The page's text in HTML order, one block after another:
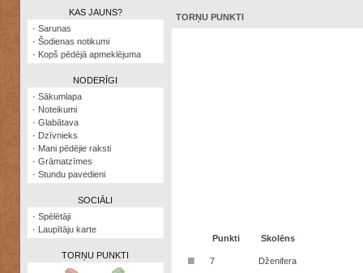
Šodienas
notikumi
Visatcera
almanahs
Arhīvs
KAS JAUNS?
· Sarunas
· Šodienas notikumi
· Kopš pēdējā apmeklējuma
NODERĪGI
· Sākumlapa
· Noteikumi
· Glabātava
· Dzīvnieks
· Mani pēdējie raksti
· Grāmatzīmes
· Stundu pavedieni
SOCIĀLI
· Spēlētāji
· Laupītāju karte
TORŅU PUNKTI
TORŅU PUNKTI
Punkti Skolēns
■ 7 Dženifera